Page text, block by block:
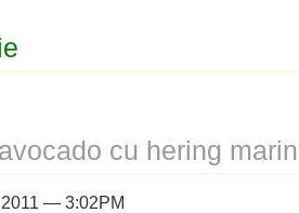
cu hering
— 3:02PM